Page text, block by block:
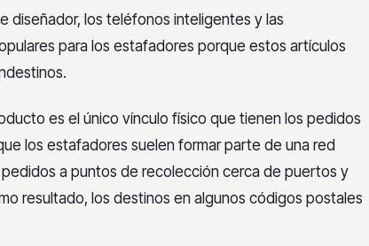
diseñador, los teléfonos inteligentes y las
para los estafadores porque estos artículos
es el único vínculo físico que tienen los pedidos
los estafadores suelen formar parte de una red
a puntos de recolección cerca de puertos y
resultado, los destinos en algunos códigos postales